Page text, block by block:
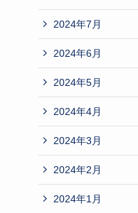
2024年7月
2024年6月
2024年5月
2024年4月
2024年3月
2024年2月
2024年1月